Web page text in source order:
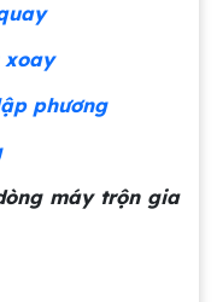
xoay
phương
máy trộn gia